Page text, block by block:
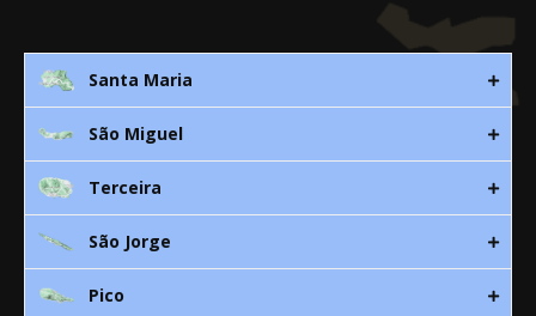
Santa Maria
Rua 3. Leandres Chaves, 12C
296 882 118
smaria@spra.pt
São Miguel
Av. D. João lll, bloco A, nº10 – 3º
296 205 960
912 344 869
Terceira
Canada Nova 21
São Jorge
Rua Dr. Manuel de Arriaga, S/N
Pico